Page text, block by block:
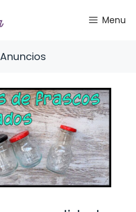
Menu
Anuncios